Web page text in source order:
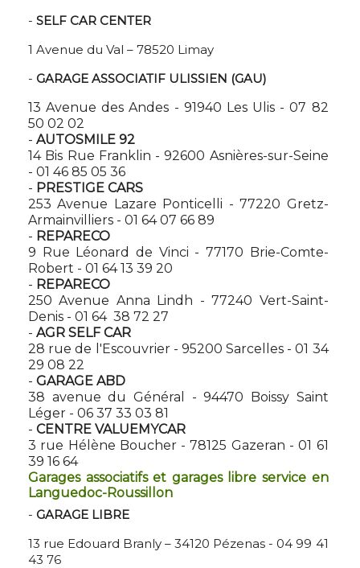
- SELF CAR CENTER
1 Avenue du Val – 78520 Limay
- GARAGE ASSOCIATIF ULISSIEN (GAU)
13 Avenue des Andes - 91940 Les Ulis -07 82
50 02 02
- AUTOSMILE 92
14 Bis Rue Franklin - 92600 Asnières-sur-Seine
- 01 46 85 05 36
- PRESTIGE CARS
253 Avenue Lazare Ponticelli - 77220 Gretz-
Armainvilliers - 01 64 07 66 89
- REPARECO
9 Rue Léonard de Vinci - 77170 Brie-Comte-
Robert - 01 64 13 39 20
- REPARECO
250 Avenue Anna Lindh - 77240 Vert-Saint-
Denis - 01 64 38 72 27
- AGR SELF CAR
28 rue de l'Escouvrier - 95200 Sarcelles - 01 34
29 08 22
- GARAGE ABD
38 avenue du Général - 94470 Boissy Saint
Léger - 06 37 33 03 81
- CENTRE VALUEMYCAR
3 rue Hélène Boucher - 78125 Gazeran - 01 61
39 16 64
Garages associatifs et garages libre service en
Languedoc-Roussillon
- GARAGE LIBRE
13 rue Edouard Branly – 34120 Pézenas - 04 99 41
43 76